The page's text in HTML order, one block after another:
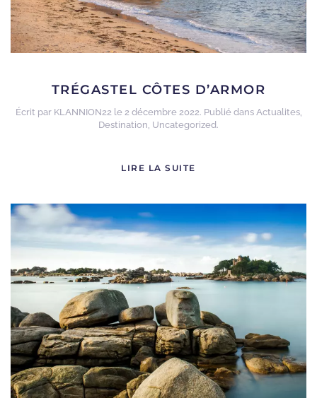
TRÉGASTEL CÔTES D’ARMOR
Écrit par KLANNION22 le 2 décembre 2022. Publié dans Actualites,
Destination Uncategorized .
LIRE LA SUITE